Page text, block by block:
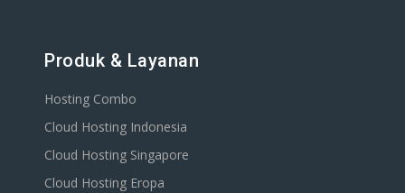
Produk & Layanan
Hosting Combo
Cloud Hosting Indonesia
Cloud Hosting Singapore
Cloud Hosting Eropa